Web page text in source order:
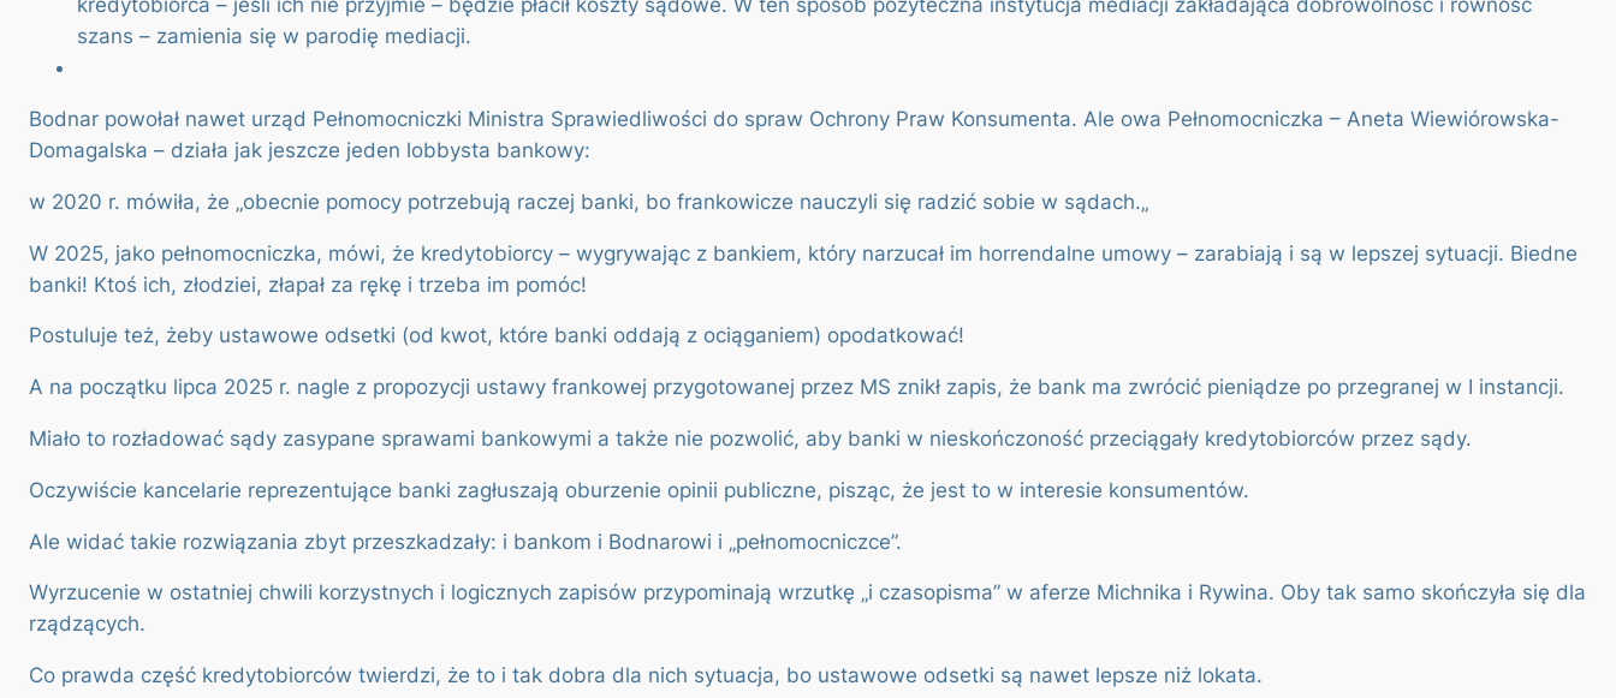
kredytobiorca – jeśli ich nie przyjmie – będzie płacił koszty sądowe. W ten sposób pożyteczna instytucja mediacji zakładająca dobrowolność i równość
szans – zamienia się w parodię mediacji.
Bodnar powołał nawet urząd Pełnomocniczki Ministra Sprawiedliwości do spraw Ochrony Praw Konsumenta. Ale owa Pełnomocniczka – Aneta Wiewiórowska-
Domagalska – działa jak jeszcze jeden lobbysta bankowy:
w 2020 r. mówiła, że „obecnie pomocy potrzebują raczej banki, bo frankowicze nauczyli się radzić sobie w sądach.„
W 2025, jako pełnomocniczka, mówi, że kredytobiorcy – wygrywając z bankiem, który narzucał im horrendalne umowy – zarabiają i są w lepszej sytuacji. Biedne
banki! Ktoś ich, złodziei, złapał za rękę i trzeba im pomóc!
Postuluje też, żeby ustawowe odsetki (od kwot, które banki oddają z ociąganiem) opodatkować!
A na początku lipca 2025 r. nagle z propozycji ustawy frankowej przygotowanej przez MS znikł zapis, że bank ma zwrócić pieniądze po przegranej w I instancji.
Miało to rozładować sądy zasypane sprawami bankowymi a także nie pozwolić, aby banki w nieskończoność przeciągały kredytobiorców przez sądy.
Oczywiście kancelarie reprezentujące banki zagłuszają oburzenie opinii publiczne, pisząc, że jest to w interesie konsumentów.
Ale widać takie rozwiązania zbyt przeszkadzały: i bankom i Bodnarowi i „pełnomocniczce”.
Wyrzucenie w ostatniej chwili korzystnych i logicznych zapisów przypominają wrzutkę „i czasopisma” w aferze Michnika i Rywina. Oby tak samo skończyła się dla
rządzących.
Co prawda część kredytobiorców twierdzi, że to i tak dobra dla nich sytuacja, bo ustawowe odsetki są nawet lepsze niż lokata.